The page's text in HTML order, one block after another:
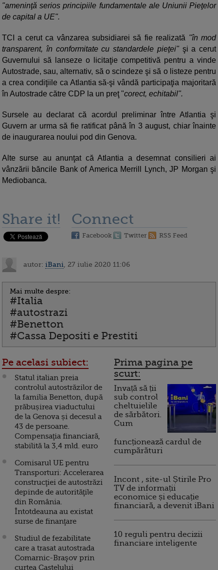
"ameninţă serios principiile fundamentale ale Uniunii Pieţelor
de capital a UE".
TCI a cerut ca vânzarea subsidiarei să fie realizată "în mod
transparent, în conformitate cu standardele pieţei"şi a cerut
Guvernului să lanseze o licitaţie competitivă pentru a vinde
Autostrade, sau, alternativ, să o scindeze şi să o listeze pentru
a crea condiţiile ca Atlantia să-şi vândă participaţia majoritară
în Autostrade către CDP la un preţ "corect, echitabil".
Sursele au declarat că acordul preliminar între Atlantia şi
Guvern ar urma să fie ratificat până în 3 august, chiar înainte
de inaugurarea noului pod din Genova.
Alte surse au anunţat că Atlantia a desemnat consilieri ai
vânzării băncile Bank of America Merrill Lynch, JP Morgan şi
Mediobanca.
Share it! Connect
Facebook Twitter RSS Feed
autor: iBani , 27 iulie 2020 11:06
Mai multe despre:
#Italia
#autostrazi
#Benetton
#Cassa Depositi e Prestiti
Pe acelasi subiect:
Statul italian preia
controlul autostrăzilor de
la familia Benetton, după
prăbușirea viaductului
de la Genova și decesul a
43 de persoane.
Compensaţia financiară,
stabilită la 3,4 mld. euro
Comisarul UE pentru
Transporturi: Accelerarea
construcţiei de autostrăzi
depinde de autorităţile
din România.
Întotdeauna au existat
surse de finanţare
Studiul de fezabilitate
care a trasat autostrada
Comarnic-Braşov prin
curtea Castelului
Prima pagina pe
scurt:
Invață să ții
sub control
cheltuielile
de sărbători.
Cum
funcționează cardul de
cumpărături
Incont , site-ul Știrile Pro
TV de informații
economice și educație
financiară, a devenit iBani
10 reguli pentru decizii
financiare inteligente